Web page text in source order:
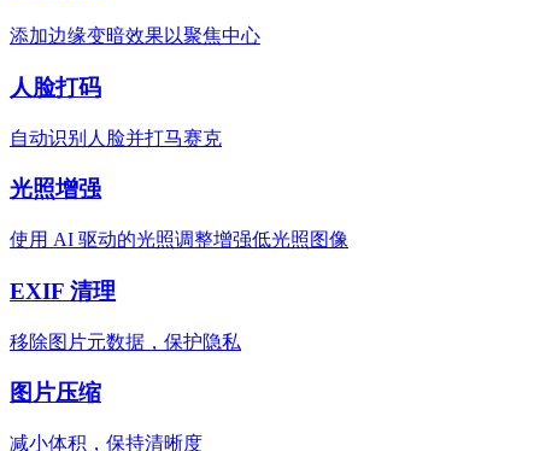
添加边缘变暗效果以聚焦中心
人脸打码
自动识别人脸并打马赛克
光照增强
使用 AI 驱动的光照调整增强低光照图像
EXIF 清理
移除图片元数据，保护隐私
图片压缩
减小体积，保持清晰度